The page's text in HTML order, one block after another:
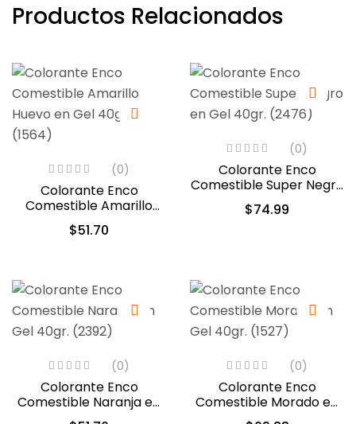
Productos Relacionados
(0)
Colorante Enco
Comestible Amarillo
Huevo en Gel 40gr.
(1564)
$51.70
(0)
Colorante Enco
Comestible Super Negro
en Gel 40gr. (2476)
$74.99
(0)
Colorante Enco
Comestible Naranja en
Gel 40gr. (2392)
(0)
Colorante Enco
Comestible Morado en
Gel 40gr. (1527)